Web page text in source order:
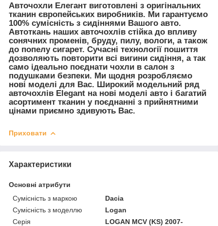
Авточохли Елегант виготовлені з оригінальних
тканин європейських виробників. Ми гарантуємо
100% сумісність з сидіннями Вашого авто.
Автоткань наших авточохлів стійка до впливу
сонячних променів, бруду, пилу, вологи, а також
до попелу сигарет. Сучасні технології пошиття
дозволяють повторити всі вигини сидіння, а так
само ідеально поєднати чохли в салон з
подушками безпеки. Ми щодня розробляємо
нові моделі для Вас. Широкий модельний ряд
авточохлів Elegant на нові моделі авто і багатий
асортимент тканин у поєднанні з прийнятними
цінами приємно здивують Вас.
Приховати
Характеристики
Основні атрибути
Сумісність з маркою
Dacia
Сумісність з моделлю
Logan
Серія
LOGAN MCV (KS) 2007-